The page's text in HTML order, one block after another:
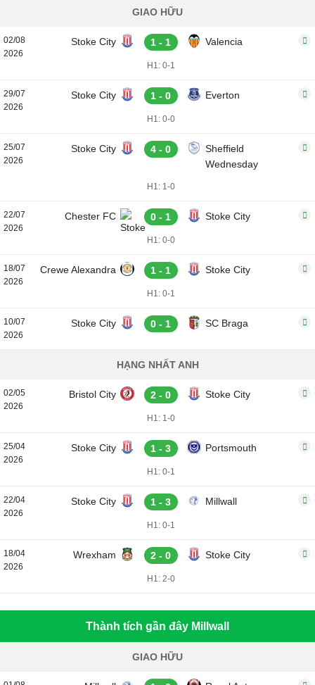
GIAO HỮU
02/08
2026
Stoke City 1 - 1 Valencia
H1: 0-1
29/07
2026
Stoke City 1 - 0 Everton
H1: 0-0
25/07
2026
Stoke City 4 - 0
Sheffield
Wednesday
H1: 1-0
22/07
2026
Chester FC 0 - 1 Stoke City
H1: 0-0
18/07
2026
Crewe Alexandra 1 - 1 Stoke City
H1: 0-1
10/07
2026
Stoke City 0 - 1 SC Braga
HẠNG NHẤT ANH
02/05
2026
Bristol City 2 - 0 Stoke City
H1: 1-0
25/04
2026
Stoke City 1 - 3 Portsmouth
H1: 0-1
22/04
2026
Stoke City 1 - 3 Millwall
H1: 0-1
18/04
2026
Wrexham 2 - 0 Stoke City
H1: 2-0
Thành tích gần đây Millwall
GIAO HỮU